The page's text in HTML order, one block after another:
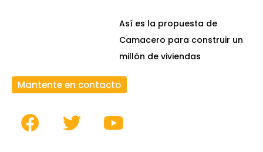
Así es la propuesta de
Camacero para construir un
millón de viviendas
Mantente en contacto